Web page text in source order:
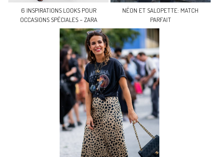
6 INSPIRATIONS LOOKS POUR
OCCASIONS SPÉCIALES – ZARA
NÉON ET SALOPETTE: MATCH
PARFAIT